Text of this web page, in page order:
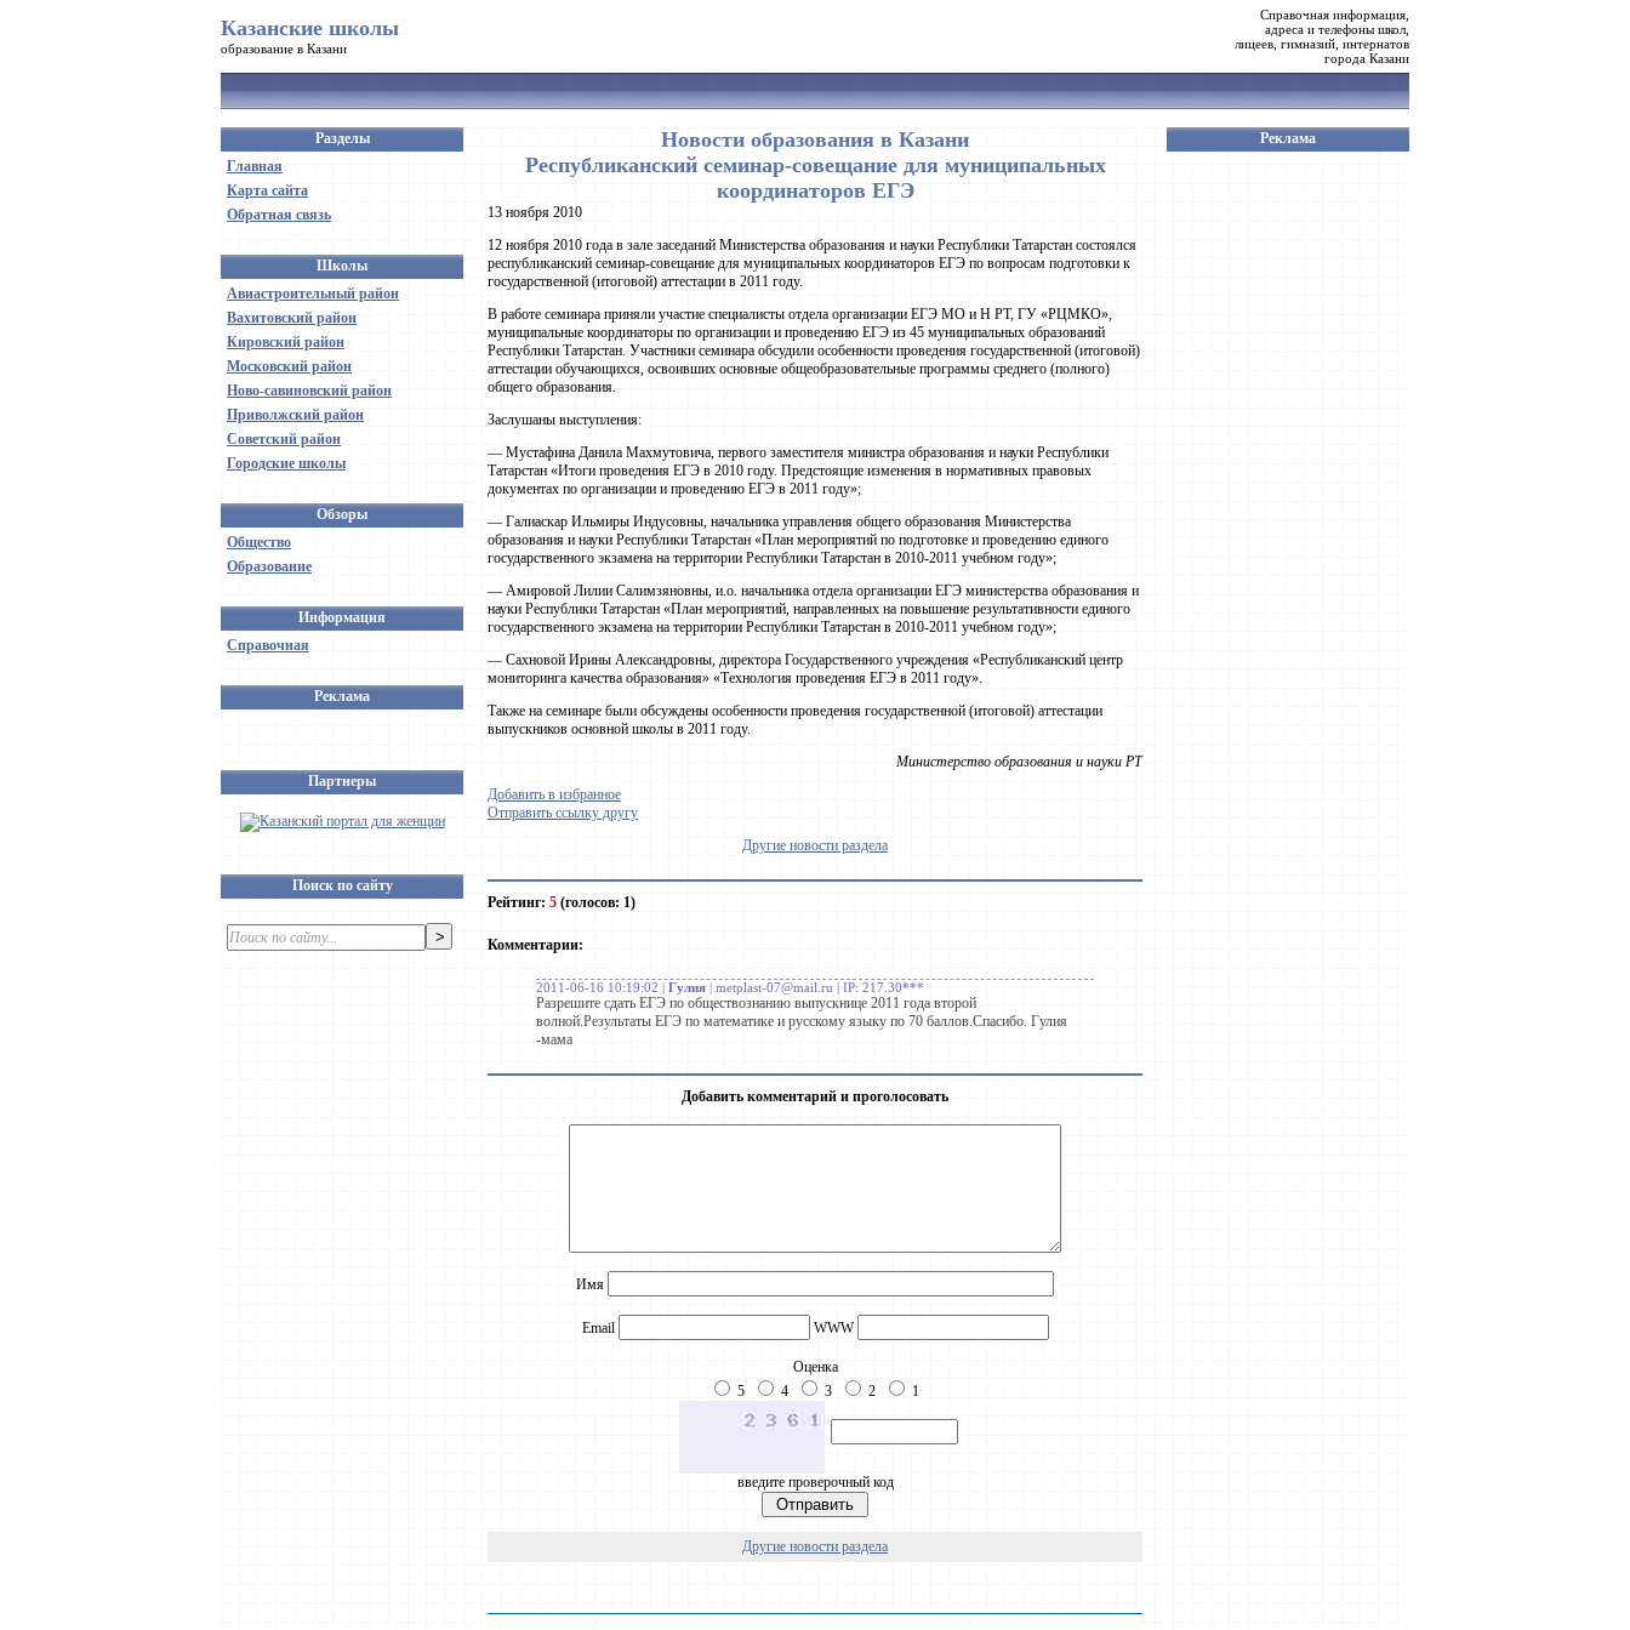
Казанские школы
образование в Казани
Справочная информация,
адреса и телефоны школ,
лицеев, гимназий, интернатов
города Казани
Разделы
Главная
Карта сайта
Обратная связь
Школы
Авиастроительный район
Вахитовский район
Кировский район
Московский район
Ново-савиновский район
Приволжский район
Советский район
Городские школы
Обзоры
Общество
Образование
Информация
Справочная
Реклама
Партнеры
Поиск по сайту
Новости образования в Казани
Республиканский семинар-совещание для муниципальных
координаторов ЕГЭ
13 ноября 2010
12 ноября 2010 года в зале заседаний Министерства образования и науки Республики Татарстан состоялся
республиканский семинар-совещание для муниципальных координаторов ЕГЭ по вопросам подготовки к
государственной (итоговой) аттестации в 2011 году.
В работе семинара приняли участие специалисты отдела организации ЕГЭ МО и Н РТ, ГУ «РЦМКО»,
муниципальные координаторы по организации и проведению ЕГЭ из 45 муниципальных образований
Республики Татарстан. Участники семинара обсудили особенности проведения государственной (итоговой)
аттестации обучающихся, освоивших основные общеобразовательные программы среднего (полного)
общего образования.
Заслушаны выступления:
— Мустафина Данила Махмутовича, первого заместителя министра образования и науки Республики
Татарстан «Итоги проведения ЕГЭ в 2010 году. Предстоящие изменения в нормативных правовых
документах по организации и проведению ЕГЭ в 2011 году»;
— Галиаскар Ильмиры Индусовны, начальника управления общего образования Министерства
образования и науки Республики Татарстан «План мероприятий по подготовке и проведению единого
государственного экзамена на территории Республики Татарстан в 2010-2011 учебном году»;
— Амировой Лилии Салимзяновны, и.о. начальника отдела организации ЕГЭ министерства образования и
науки Республики Татарстан «План мероприятий, направленных на повышение результативности единого
государственного экзамена на территории Республики Татарстан в 2010-2011 учебном году»;
— Сахновой Ирины Александровны, директора Государственного учреждения «Республиканский центр
мониторинга качества образования» «Технология проведения ЕГЭ в 2011 году».
Также на семинаре были обсуждены особенности проведения государственной (итоговой) аттестации
выпускников основной школы в 2011 году.
Министерство образования и науки РТ
Добавить в избранное
Отправить ссылку другу
Другие новости раздела
Рейтинг: 5 (голосов: 1)
Комментарии:
2011-06-16 10:19:02 | Гулия | metplast-07@mail.ru | IP: 217.30***
Разрешите сдать ЕГЭ по обществознанию выпускнице 2011 года второй
волной.Результаты ЕГЭ по математике и русскому языку по 70 баллов.Спасибо. Гулия
-мама
Добавить комментарий и проголосовать
Имя
Email WWW
Оценка
5
4 3 2 1
введите проверочный код
Другие новости раздела
Реклама